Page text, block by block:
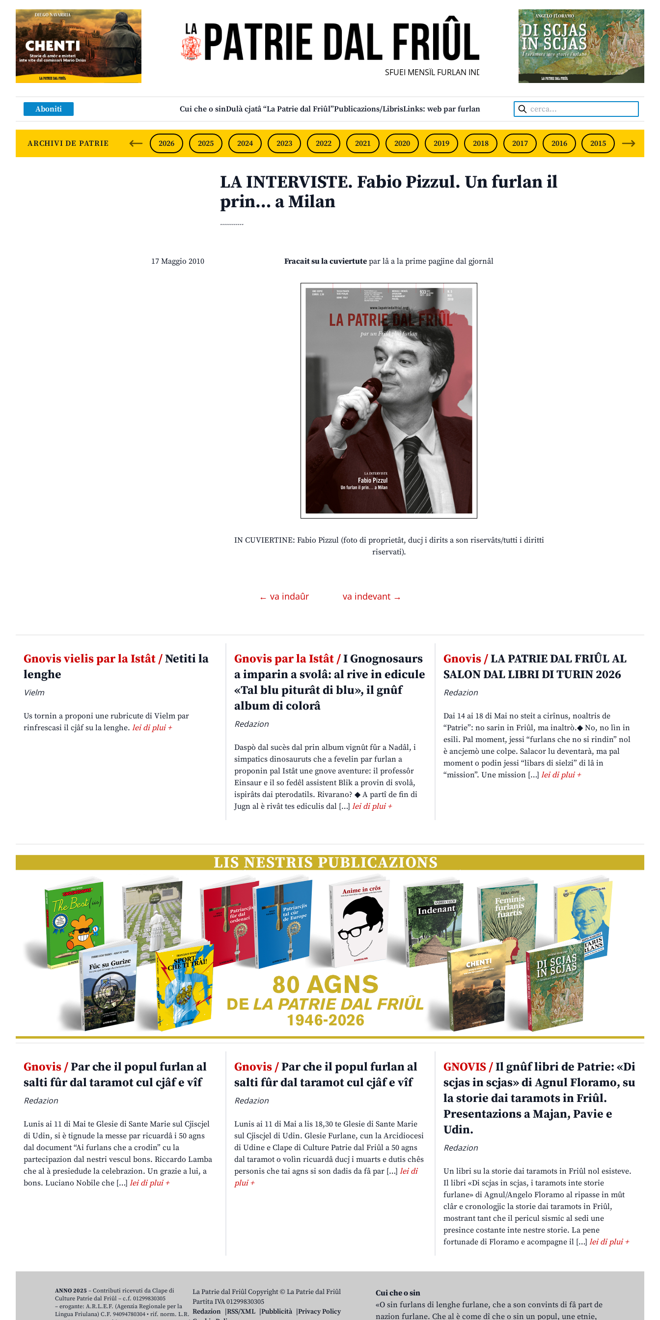
SFUEI MENSÎL FURLAN INDIPENDENT • INDEPENDENT FRIULIAN MONTHLY •
Aboniti Cui che o sinDulà cjatâ “La Patrie dal Friûl”Publicazions/LibrisLinks: web par furlan Cerca:
ARCHIVI DE PATRIE 2026 2025 2024 2023 2022 2021 2020 2019 2018 2017 2016 2015 2014
LA INTERVISTE. Fabio Pizzul. Un furlan il
prin… a Milan
............
17 Maggio 2010 Fracait su la cuviertute par lâ a la prime pagjine dal gjornâl
IN CUVIERTINE: Fabio Pizzul (foto di proprietât, ducj i dirits a son riservâts/tutti i diritti
riservati).
← va indaûr va indevant →
Gnovis vielis par la Istât /Netiti la
lenghe
Vielm
Us tornin a proponi une rubricute di Vielm par
rinfrescasi il cjâf su la lenghe. lei di plui +
Gnovis par la Istât /I Gnognosaurs
a imparin a svolâ: al rive in edicule
«Tal blu piturât di blu», il gnûf
album di colorâ
Redazion
Daspò dal sucès dal prin album vignût fûr a Nadâl, i
simpatics dinosauruts che a fevelin par furlan a
proponin pal Istât une gnove aventure: il professôr
Einsaur e il so fedêl assistent Blik a provin di svolâ,
ispirâts dai pterodatils. Rivarano? ◆ A partî de fin di
Jugn al è rivât tes ediculis dal […] lei di plui +
Gnovis /LA PATRIE DAL FRIÛL AL
SALON DAL LIBRI DI TURIN 2026
Redazion
Dai 14 ai 18 di Mai no steit a cirînus, noaltris de
“Patrie”: no sarin in Friûl, ma inaltrò.◆ No, no lìn in
esili. Pal moment, jessi “furlans che no si rindin” nol
è ancjemò une colpe. Salacor lu deventarà, ma pal
moment o podin jessi “libars di sielzi” di lâ in
“mission”. Une mission […]lei di plui +
Gnovis /Par che il popul furlan al
salti fûr dal taramot cul cjâf e vîf
Redazion
Lunis ai 11 di Mai te Glesie di Sante Marie sul Cjiscjel
di Udin, si è tignude la messe par ricuardâ i 50 agns
dal document “Ai furlans che a crodin” cu la
partecipazion dal nestri vescul bons. Riccardo Lamba
che al à presiedude la celebrazion. Un grazie a lui, a
bons. Luciano Nobile che […] lei di plui +
Gnovis /Par che il popul furlan al
salti fûr dal taramot cul cjâf e vîf
Redazion
Lunis ai 11 di Mai a lis 18,30 te Glesie di Sante Marie
sul Cjiscjel di Udin. Glesie Furlane, cun la Arcidiocesi
di Udine e Clape di Culture Patrie dal Friûl a 50 agns
dal taramot o volìn ricuardâ ducj i muarts e dutis chês
personis che tai agns si son dadis da fâ par […] lei di
plui +
GNOVIS /Il gnûf libri de Patrie: «Di
scjas in scjas» di Agnul Floramo, su
la storie dai taramots in Friûl.
Presentazions a Majan, Pavie e
Udin.
Redazion
Un libri su la storie dai taramots in Friûl nol esisteve.
Il libri «Di scjas in scjas, i taramots inte storie
furlane» di Agnul/Angelo Floramo al ripasse in mût
clâr e cronologjic la storie dai taramots in Friûl,
mostrant tant che il pericul sismic al sedi une
presince costante inte nestre storie. La pene
fortunade di Floramo e acompagne il […]lei di plui +
La Patrie dal Friûl Copyright © La Patrie dal Friûl
Partita IVA 01299830305
Redazion
RSS/XML Pubblicità
Privacy Policy
Cui che o sin
«O sin furlans di lenghe furlane, che a son convints di fâ part de
nazion furlane. Che al è come dî che o sin un popul, une etnie,
ANNO 2025 – Contributi ricevuti da Clape di
Culture Patrie dal Friûl – c.f. 01299830305
– erogante: A.R.L.E.F. (Agenzia Regionale per la
Lingua Friulana) C.F. 94094780304 • rif. norm. L.R.